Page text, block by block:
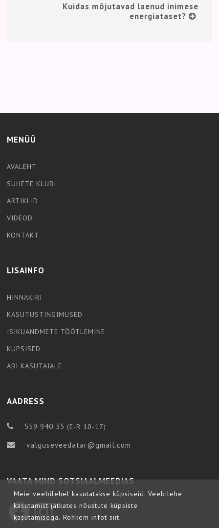
Meie veebilehel kasutatakse küpsiseid. Veebilehe
kasutamist jätkates nõustute küpsiste
kasutamisega. Rohkem infot siit.
Kuidas mõjutavad laenud inimese
energiataset?
MENÜÜ
AVALEHT
SUHETE KLUBI
ARTIKLID
VIDEOD
KONTAKT
LISAINFO
HINNAKIRI
KASUTUSTINGIMUSED
ISIKUANDMETE TÖÖTLEMINE
KÜPSISED
ABI KASUTAJALE
AADRESS
559 940 35 (E-R 10-17)
valguseveedatar@gmail.com
VAATA MIND SOTSIAALMEEDIAS
FacebookInstagram